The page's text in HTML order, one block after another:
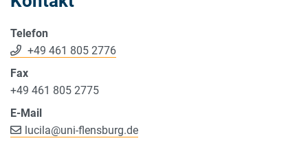
Telefon
+49 461 805 2776
Fax
+49 461 805 2775
E-Mail
lucila@uni-flensburg.de